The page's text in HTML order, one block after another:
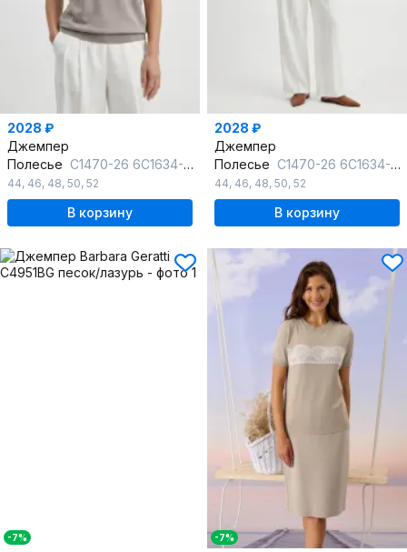
2028 ₽
Джемпер
Полесье С1470-26 6С1634-Д43 158,164 пепельный
44, 46, 48, 50, 52
В корзину
2028 ₽
Джемпер
Полесье С1470-26 6С1634-Д43 170,176 пепельный
44, 46, 48, 50, 52
В корзину
-7% -7%